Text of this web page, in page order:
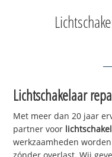
Lichtschakelaar
Met meer dan 20 jaar
partner voor
werkzaamheden